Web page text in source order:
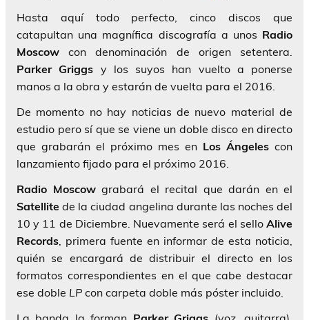
Hasta aquí todo perfecto, cinco discos que
catapultan una magnífica discografía a unos Radio
Moscow con denominación de origen setentera.
Parker Griggs y los suyos han vuelto a ponerse
manos a la obra y estarán de vuelta para el 2016.
De momento no hay noticias de nuevo material de
estudio pero sí que se viene un doble disco en directo
que grabarán el próximo mes en Los Ángeles con
lanzamiento fijado para el próximo 2016.
Radio Moscowgrabará el recital que darán en el
Satellite de la ciudad angelina durante las noches del
10 y 11 de Diciembre. Nuevamente será el sello Alive
Records, primera fuente en informar de esta noticia,
quién se encargará de distribuir el directo en los
formatos correspondientes en el que cabe destacar
ese doble LP con carpeta doble más póster incluido.